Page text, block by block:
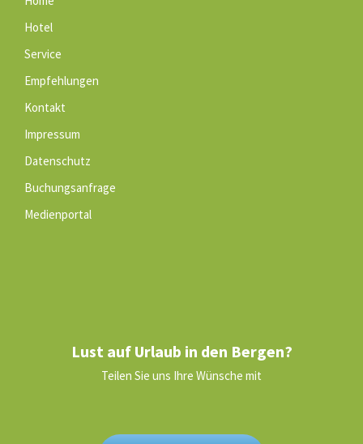
Hotel
Service
Empfehlungen
Kontakt
Impressum
Datenschutz
Buchungsanfrage
Medienportal
Lust auf Urlaub in den Bergen?
Teilen Sie uns Ihre Wünsche mit